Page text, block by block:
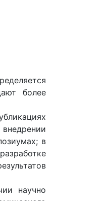
более
внедрении
в
научно